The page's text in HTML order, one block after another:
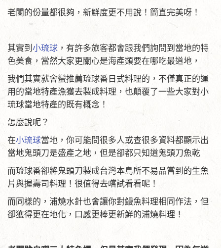
老闆的份量都很夠，新鮮度更不用說！簡直完美呀！
其實到 小琉球 ，有許多旅客都會跟我們詢問到當地的特
色美食，當然大家更關心是海產類要在哪吃最道地，
我們其實就會蠻推薦琉球番日式料理的，不僅真正的運
用的當地特產漁獲去製成料理，也顛覆了一些大家對小
琉球當地特產的既有概念！
怎麼說呢？
在小琉球當地，你可能問很多人或查很多資料都顯示出
當地鬼頭刀是盛產之地，但是卻都只知道鬼頭刀魚乾
而琉球番卻將鬼頭刀製成台灣本島所不易品嘗到的生魚
片與握壽司料理！很值得去嚐試看看呢！
而同樣的，浦燒水針也會讓你對鰻魚料理相同作法，但
卻獲得更在地化，口感更棒更新鮮的浦燒料理！